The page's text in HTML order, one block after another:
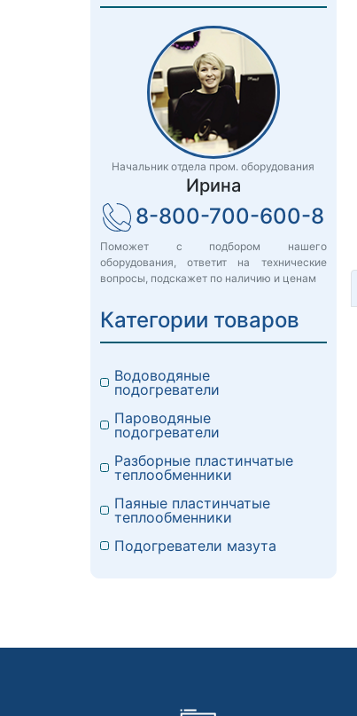
Начальник отдела пром. оборудования
Ирина
8-800-700-600-8
Поможет с подбором нашего
оборудования, ответит на технические
вопросы, подскажет по наличию и ценам
Категории товаров
Водоводяные
подогреватели
Пароводяные
подогреватели
Разборные пластинчатые
теплообменники
Паяные пластинчатые
теплообменники
Подогреватели мазута